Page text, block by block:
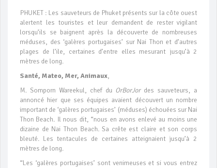
PHUKET : Les sauveteurs de Phuket présents sur la côte ouest
alertent les touristes et leur demandent de rester vigilant
lorsqu’ils se baignent après la découverte de nombreuses
méduses, des ‘galères portugaises’ sur Nai Thon et d’autres
plages de l’ile, certaines d’entre elles mesurant jusqu’à 2
mètres de long.
Santé, Mateo, Mer, Animaux,
M. Somporn Wareekul, chef du OrBorJordes sauveteurs, a
annoncé hier que ses équipes avaient découvert un nombre
important de ‘galères portugaises’ (méduses) échouées sur Nai
Thon Beach. Il nous dit, “nous en avons enlevé au moins une
dizaine de Nai Thon Beach. Sa crête est claire et son corps
bleuté. Les tentacules de certaines atteignaient jusqu’à 2
mètres de long.
“Les ‘galères portugaises’ sont venimeuses et si vous entrez